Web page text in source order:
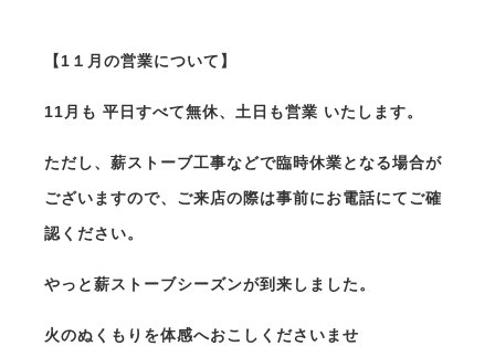
さんたんのリフォームについて
リフォームカタログ
【1１月の営業について】
11月も 平日すべて無休、土日も営業 いたします。
ただし、薪ストーブ工事などで臨時休業となる場合が
ございますので、ご来店の際は事前にお電話にてご確
認ください。
やっと薪ストーブシーズンが到来しました。
火のぬくもりを体感へおこしくださいませ